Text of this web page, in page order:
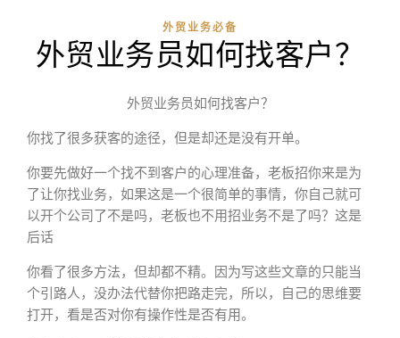
外贸业务必备
外贸业务员如何找客户？
外贸业务员如何找客户？
你找了很多获客的途径，但是却还是没有开单。
你要先做好一个找不到客户的心理准备，老板招你来是为
了让你找业务，如果这是一个很简单的事情，你自己就可
以开个公司了不是吗，老板也不用招业务不是了吗？这是
后话
你看了很多方法，但却都不精。因为写这些文章的只能当
个引路人，没办法代替你把路走完，所以，自己的思维要
打开，看是否对你有操作性是否有用。